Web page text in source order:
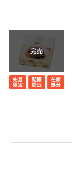
完売